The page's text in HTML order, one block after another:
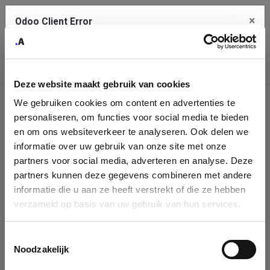
Deze website maakt gebruik van cookies
We gebruiken cookies om content en advertenties te
personaliseren, om functies voor social media te bieden
en om ons websiteverkeer te analyseren. Ook delen we
informatie over uw gebruik van onze site met onze
partners voor social media, adverteren en analyse. Deze
partners kunnen deze gegevens combineren met andere
informatie die u aan ze heeft verstrekt of die ze hebben
verzameld op basis van uw gebruik van hun services.
Noodzakelijk
Company
Identification
Please fill in your company details
You can search a company in our database by name, VAT or
enterprise ID. When a company is selected it will auto-complete the
form. If you don't find your company in our database, you can create
Odoo Client Error ×
service.
See details
Ok